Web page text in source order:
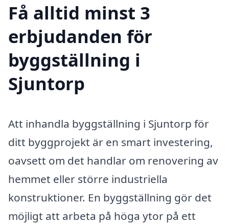
Få alltid minst 3
erbjudanden för
byggställning i
Sjuntorp
Att inhandla byggställning i Sjuntorp för
ditt byggprojekt är en smart investering,
oavsett om det handlar om renovering av
hemmet eller större industriella
konstruktioner. En byggställning gör det
möjligt att arbeta på höga ytor på ett